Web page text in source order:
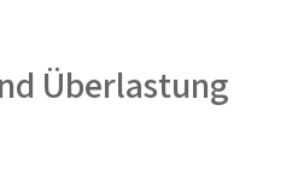
Überlastung